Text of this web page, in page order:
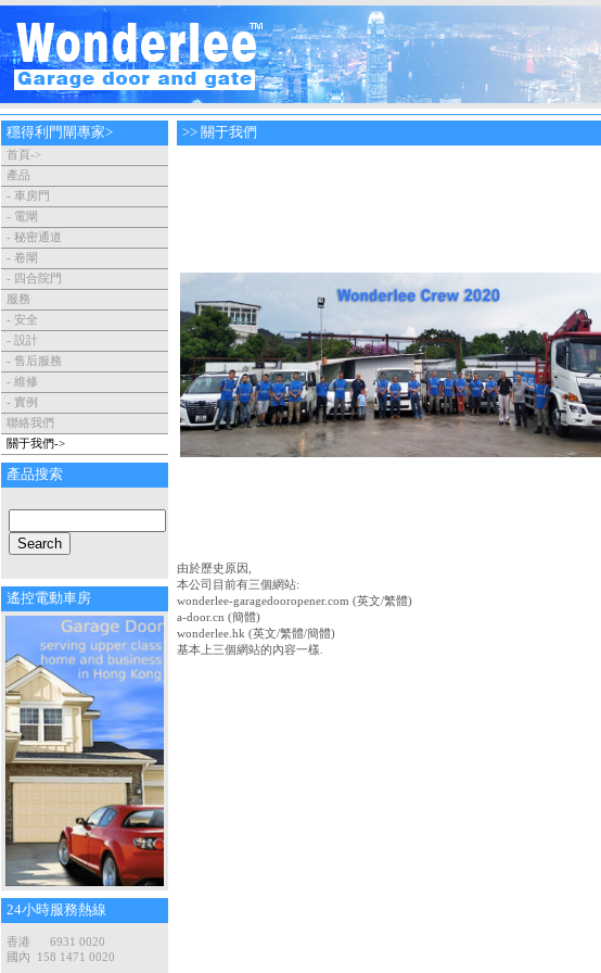
穩得利門閘專家>
首頁->
產品
- 車房門
- 電閘
- 秘密通道
- 卷閘
- 四合院門
服務
- 安全
- 設計
- 售后服務
- 維修
- 實例
聯絡我們
關于我們->
產品搜索
遙控電動車房
24小時服務熱線
香港 6931 0020
國內 158 1471 0020
>> 關于我們
由於歷史原因,
本公司目前有三個網站:
wonderlee-garagedooropener.com (英文/繁體)
a-door.cn (簡體)
wonderlee.hk (英文/繁體/簡體)
基本上三個網站的內容一樣.